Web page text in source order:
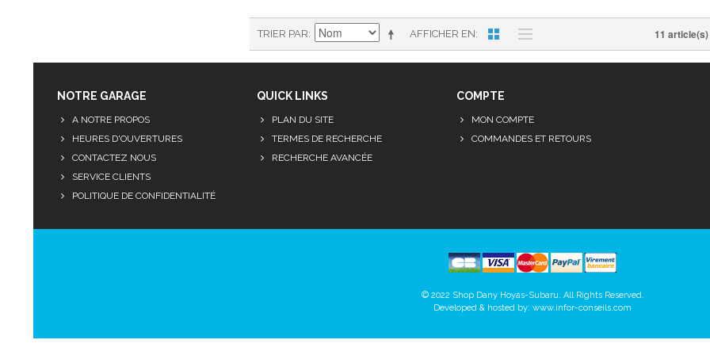
AFFICHER EN
TRIER PAR 11 article(s)
NOTRE GARAGE
A NOTRE PROPOS
HEURES D'OUVERTURES
CONTACTEZ NOUS
SERVICE CLIENTS
POLITIQUE DE CONFIDENTIALITÉ
QUICK LINKS
PLAN DU SITE
TERMES DE RECHERCHE
RECHERCHE AVANCÉE
COMPTE
MON COMPTE
COMMANDES ET RETOURS
© 2022 Shop Dany Hoyas-Subaru. All Rights Reserved.
Developed & hosted by: www.infor-conseils.com